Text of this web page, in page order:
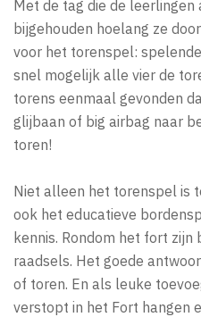
Met de tag die de
bijgehouden hoelang ze
voor het torenspel:
snel mogelijk alle vier de
torens eenmaal gevonden
glijbaan of big airbag naar
toren!
Niet alleen het torenspel is
ook het educatieve
kennis. Rondom het fort
raadsels. Het goede
of toren. En als leuke
verstopt in het Fort hangen